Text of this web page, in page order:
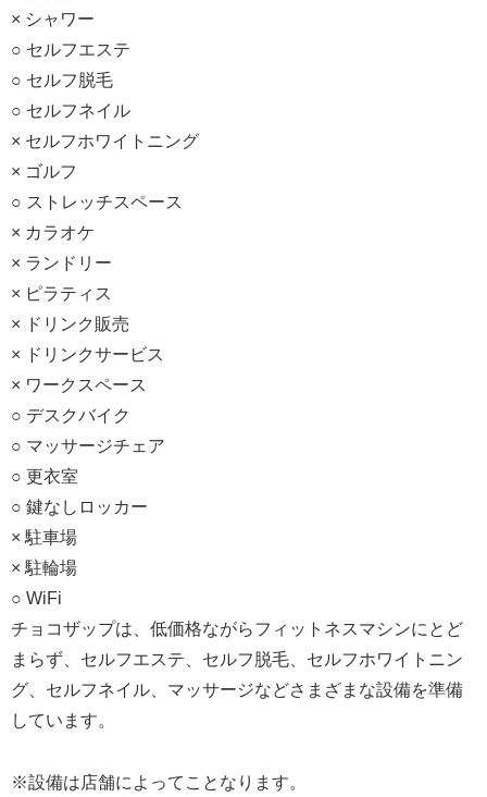
× シャワー
○ セルフエステ
○ セルフ脱毛
○ セルフネイル
× セルフホワイトニング
× ゴルフ
○ ストレッチスペース
× カラオケ
× ランドリー
× ピラティス
× ドリンク販売
× ドリンクサービス
× ワークスペース
○ デスクバイク
○ マッサージチェア
○ 更衣室
○ 鍵なしロッカー
× 駐車場
× 駐輪場
○ WiFi
チョコザップは、低価格ながらフィットネスマシンにとど
まらず、セルフエステ、セルフ脱毛、セルフホワイトニン
グ、セルフネイル、マッサージなどさまざまな設備を準備
しています。
※設備は店舗によってことなります。